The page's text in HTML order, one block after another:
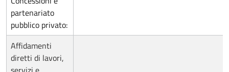
partenariato
pubblico privato:
Affidamenti
diretti di lavori,